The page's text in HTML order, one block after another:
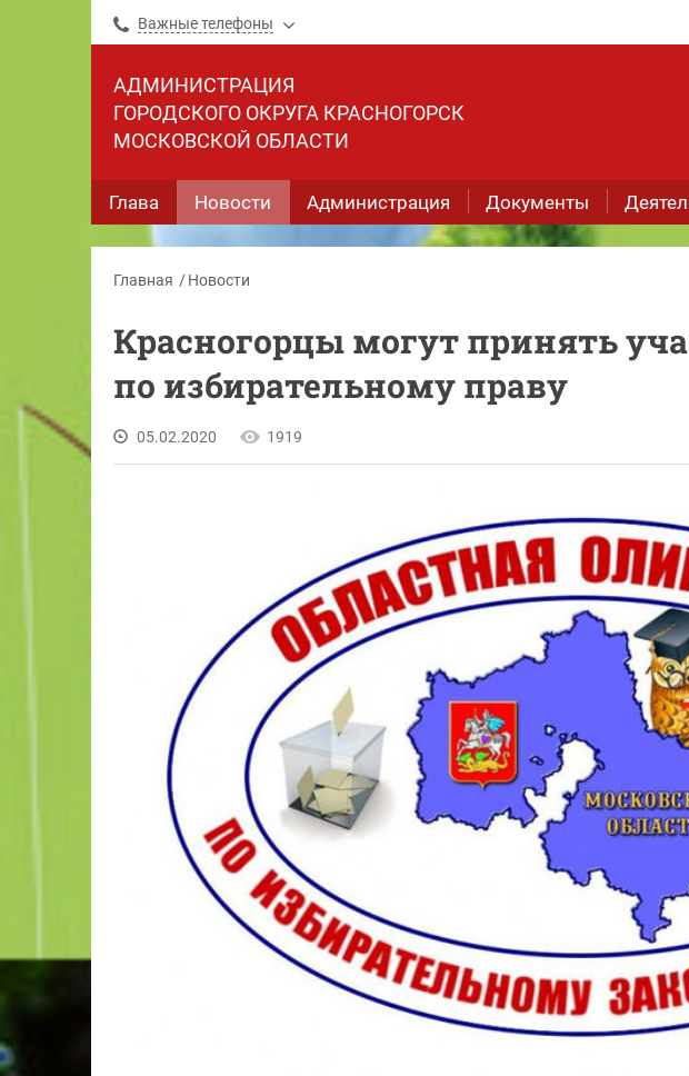
Важные телефоны
АДМИНИСТРАЦИЯ
ГОРОДСКОГО ОКРУГА КРАСНОГОРСК
МОСКОВСКОЙ ОБЛАСТИ
Глава Новости Администрация Документы
Главная Новости
Красногорцы могут принять
по избирательному праву
05.02.2020 1919